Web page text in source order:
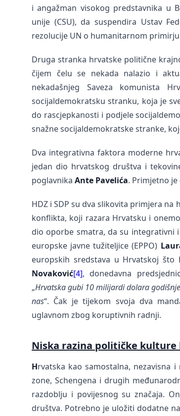
i angažman visokog predstavnika u
unije (CSU), da suspendira Ustav
rezolucije UN o humanitarnom
Druga stranka hrvatske politične
čijem čelu se nekada nalazio i
nekadašnjeg Saveza komunista
socijaldemokratsku stranku, koja je
do rascjepkanosti i podjele
snažne socijaldemokratske stranke,
Dva integrativna faktora moderne
jedan dio hrvatskog društva i
poglavnika Ante Pavelića. Primjetno
HDZ i SDP su dva slikovita primjera
konflikta, koji razara Hrvatsku i
dio oporbe smatra, da su integrativni
europske javne tužiteljice (EPPO)
europskih sredstava u Hrvatskoj
Novaković[4], donedavna
„Hrvatska gubi 10 milijardi dolara
nas“. Čak je tijekom svoja dva
uglavnom zbog koruptivnih radnji.
Niska razina političke
Hrvatska kao samostalna, nezavisna
zone, Schengena i drugih
razdoblju i povijesnog su značaja.
društva. Potrebno je uložiti dodatne